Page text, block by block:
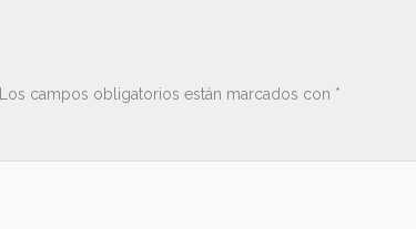
Los campos obligatorios están marcados con *